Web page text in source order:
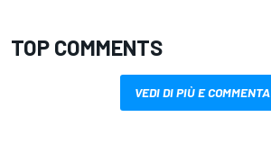
TOP COMMENTS
VEDI DI PIÙ E COMMENTA